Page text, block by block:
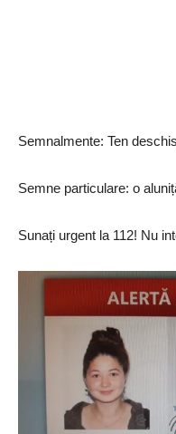
Semnalmente: Ten
Semne particulare: o
Sunați urgent la 112! Nu